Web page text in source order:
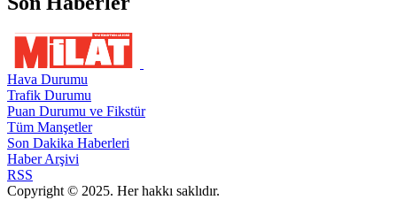
Hava Durumu
Trafik Durumu
Puan Durumu ve Fikstür
Tüm Manşetler
Son Dakika Haberleri
Haber Arşivi
RSS
Copyright © 2025. Her hakkı saklıdır.